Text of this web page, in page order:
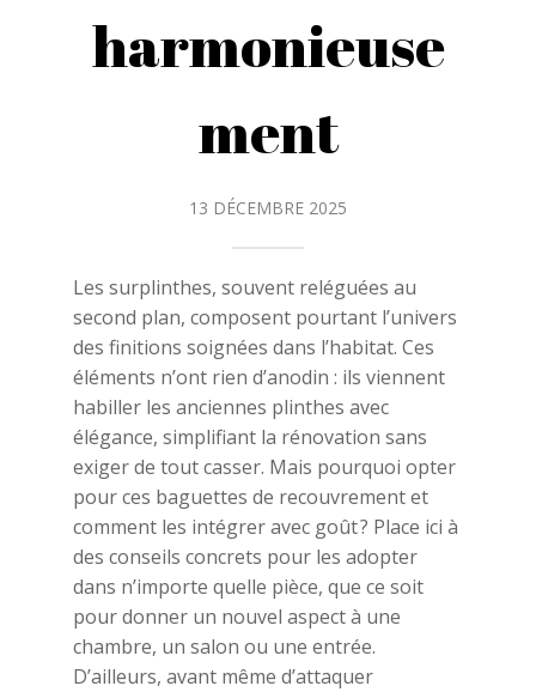
harmonieuse
ment
13 DÉCEMBRE 2025
Les surplinthes, souvent reléguées au
second plan, composent pourtant l’univers
des finitions soignées dans l’habitat. Ces
éléments n’ont rien d’anodin : ils viennent
habiller les anciennes plinthes avec
élégance, simplifiant la rénovation sans
exiger de tout casser. Mais pourquoi opter
pour ces baguettes de recouvrement et
comment les intégrer avec goût ? Place ici à
des conseils concrets pour les adopter
dans n’importe quelle pièce, que ce soit
pour donner un nouvel aspect à une
chambre, un salon ou une entrée.
D’ailleurs, avant même d’attaquer